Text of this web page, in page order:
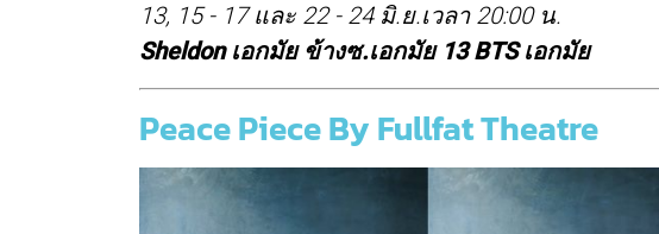
13, 15 - 17 และ 22 - 24 มิ.ย.เวลา 20:00 น.
Sheldon เอกมัย ข้างซ.เอกมัย 13 BTS เอกมัย
Peace Piece By Fullfat Theatre